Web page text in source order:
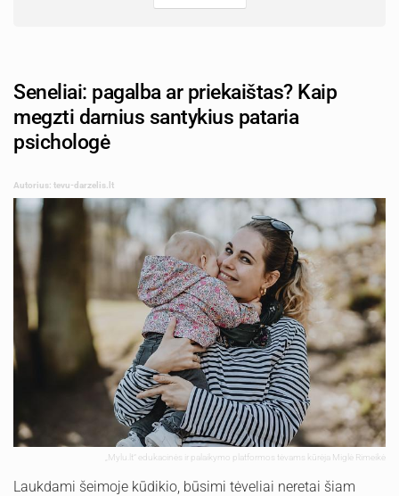
Seneliai: pagalba ar priekaištas? Kaip
megzti darnius santykius pataria
psichologė
Autorius: tevu-darzelis.lt
„Mylu.lt“ edukacinės ir palaikymo platformos tėvams kūrėja Miglė Rimeikė
Laukdami šeimoje kūdikio, būsimi tėveliai neretai šiam